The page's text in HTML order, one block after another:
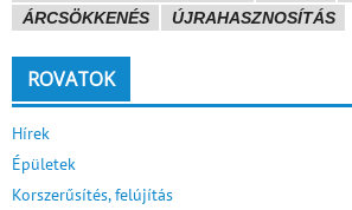
ÁRCSÖKKENÉS
ÚJRAHASZNOSÍTÁS
ROVATOK
Hírek
Épületek
Korszerűsítés, felújítás